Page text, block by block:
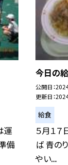
運
備
今日の
公開日
更新日
給食
５月１７
ば 青の
やい...